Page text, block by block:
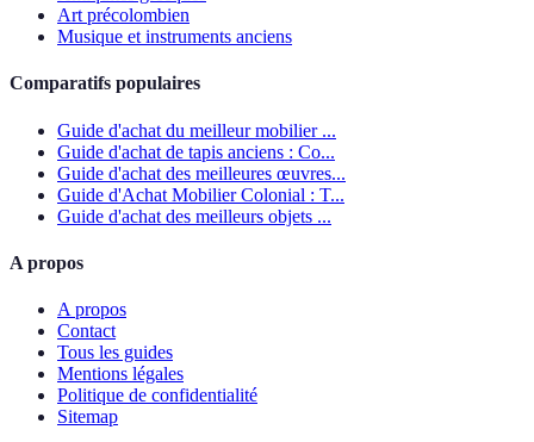
Art précolombien
Musique et instruments anciens
Comparatifs populaires
Guide d'achat du meilleur mobilier ...
Guide d'achat de tapis anciens : Co...
Guide d'achat des meilleures œuvres...
Guide d'Achat Mobilier Colonial : T...
Guide d'achat des meilleurs objets ...
A propos
A propos
Contact
Tous les guides
Mentions légales
Politique de confidentialité
Sitemap